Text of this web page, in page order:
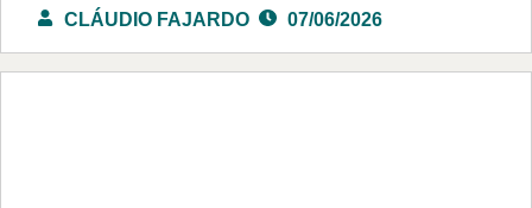
CLÁUDIO FAJARDO 07/06/2026